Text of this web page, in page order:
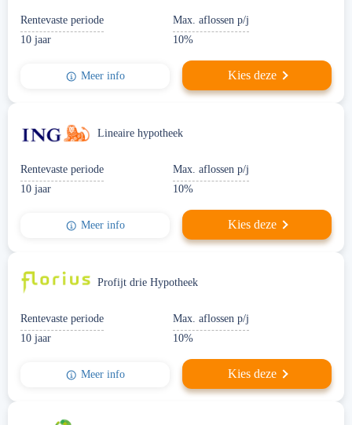
Rentevaste periode
10 jaar
Max. aflossen p/j
10%
Meer info Kies deze
Lineaire hypotheek
Rentevaste periode
10 jaar
Max. aflossen p/j
10%
Meer info Kies deze
Profijt drie Hypotheek
Rentevaste periode
10 jaar
Max. aflossen p/j
10%
Meer info Kies deze